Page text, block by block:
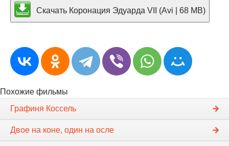
Скачать Коронация Эдуарда VII (Avi | 68 MB)
Похожие фильмы
Графиня Коссель
Двое на коне, один на осле